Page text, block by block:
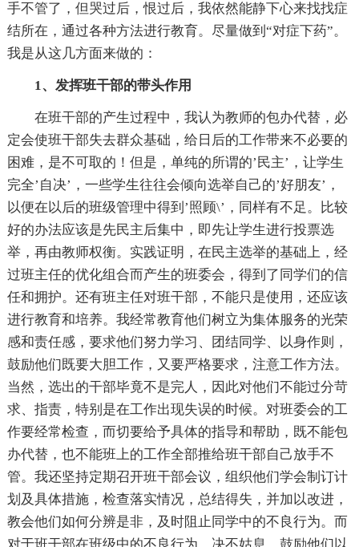
手不管了，但哭过后，恨过后，我依然能静下心来找找症
结所在，通过各种方法进行教育。尽量做到“对症下药”。
我是从这几方面来做的：
1、发挥班干部的带头作用
在班干部的产生过程中，我认为教师的包办代替，必
定会使班干部失去群众基础，给日后的工作带来不必要的
困难，是不可取的！但是，单纯的所谓的’民主’，让学生
完全’自决’，一些学生往往会倾向选举自己的’好朋友’，
以便在以后的班级管理中得到’照顾\’，同样有不足。比较
好的办法应该是先民主后集中，即先让学生进行投票选
举，再由教师权衡。实践证明，在民主选举的基础上，经
过班主任的优化组合而产生的班委会，得到了同学们的信
任和拥护。还有班主任对班干部，不能只是使用，还应该
进行教育和培养。我经常教育他们树立为集体服务的光荣
感和责任感，要求他们努力学习、团结同学、以身作则，
鼓励他们既要大胆工作，又要严格要求，注意工作方法。
当然，选出的干部毕竟不是完人，因此对他们不能过分苛
求、指责，特别是在工作出现失误的时候。对班委会的工
作要经常检查，而切要给予具体的指导和帮助，既不能包
办代替，也不能班上的工作全部推给班干部自己放手不
管。我还坚持定期召开班干部会议，组织他们学会制订计
划及具体措施，检查落实情况，总结得失，并加以改进，
教会他们如何分辨是非，及时阻止同学中的不良行为。而